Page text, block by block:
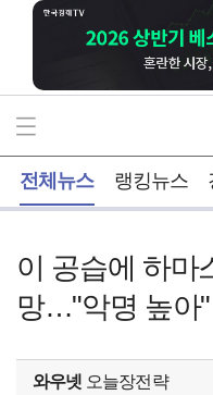
전체뉴스 랭킹뉴스
이 공습에 하마
망…"악명 높아"
와우넷 오늘장전략